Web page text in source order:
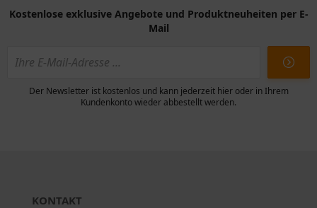
Kostenlose exklusive Angebote und Produktneuheiten per E-
Mail
Der Newsletter ist kostenlos und kann jederzeit hier oder in Ihrem
Kundenkonto wieder abbestellt werden.
KONTAKT